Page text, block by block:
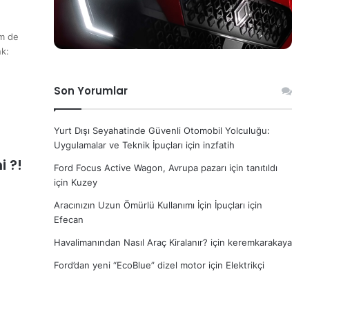
de
?!
Son Yorumlar
Yurt Dışı Seyahatinde Güvenli Otomobil Yolculuğu:
Uygulamalar ve Teknik İpuçları için inzfatih
Ford Focus Active Wagon, Avrupa pazarı için tanıtıldı
için Kuzey
Aracınızın Uzun Ömürlü Kullanımı İçin İpuçları için
Efecan
Havalimanından Nasıl Araç Kiralanır? için keremkarakaya
Ford’dan yeni “EcoBlue” dizel motor için Elektrikçi